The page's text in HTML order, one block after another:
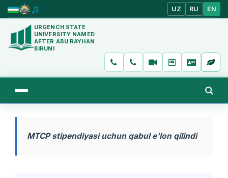
UZ RU EN
URGENCH STATE
UNIVERSITY NAMED
AFTER ABU RAYHAN
BIRUNI
MTCP stipendiyasi uchun qabul e'lon qilindi